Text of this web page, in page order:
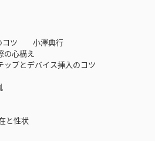
のコツ 小澤典行
の心構え
ップとデバイス挿入のコツ
と性状